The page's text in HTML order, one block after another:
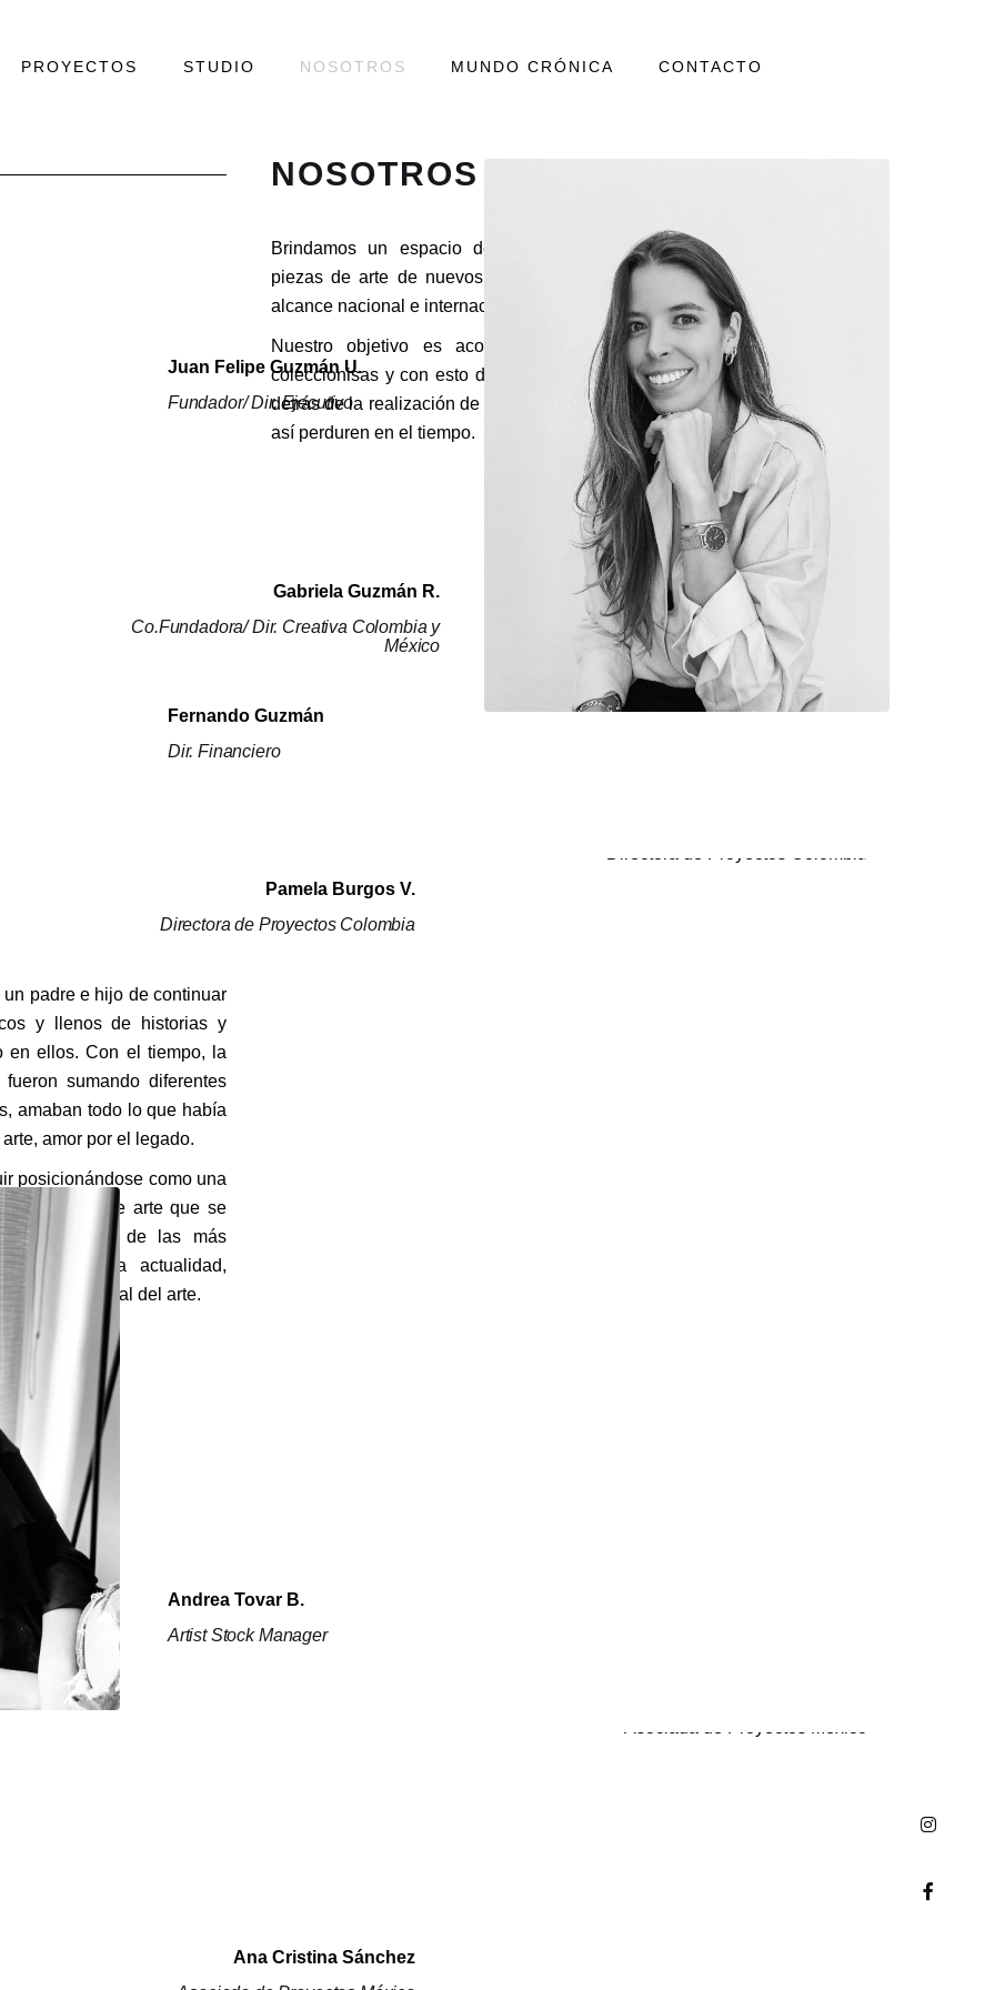
PROYECTOS STUDIO NOSOTROS MUNDO CRÓNICA CONTACTO
NOSOTROS
Juan Felipe Guzmán U.
Fundador/ Dir. Ejecutivo
Brindamos un espacio dedicado a la comercialización consciente de
piezas de arte de nuevos y viejos maestros y colecciones privadas con
alcance nacional e internacional.
Nuestro objetivo es acompañar el proceso comercial de artistas y
coleccionisas y con esto dar la posibilidad a que las historias que surgen
detrás de la realización de cada obra pasen de generación en generación y
así perduren en el tiempo.
Gabriela Guzmán R.
Co.Fundadora/ Dir. Creativa Colombia y
México
Fernando Guzmán
Dir. Financiero
padre e hijo de continuar
y llenos de historias y
en ellos. Con el tiempo, la
sumando diferentes
amaban todo lo que había
amor por el legado.
posicionándose como una
corredoras de arte que se
como una de las más
presenta la actualidad,
tradicional del arte.
Pamela Burgos V.
Directora de Proyectos Colombia
Andrea Tovar B.
Artist Stock Manager
Ana Cristina Sánchez